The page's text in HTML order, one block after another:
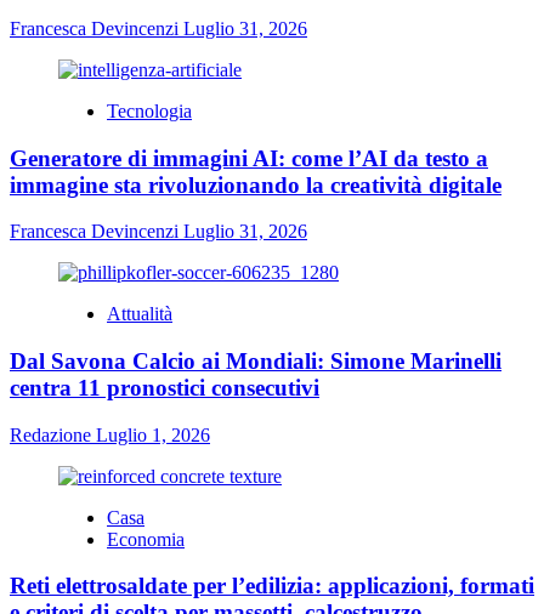
Francesca Devincenzi Luglio 31, 2026
Tecnologia
Generatore di immagini AI: come l’AI da testo a
immagine sta rivoluzionando la creatività digitale
Francesca Devincenzi Luglio 31, 2026
Attualità
Dal Savona Calcio ai Mondiali: Simone Marinelli
centra 11 pronostici consecutivi
Redazione Luglio 1, 2026
Casa
Economia
Reti elettrosaldate per l’edilizia: applicazioni, formati